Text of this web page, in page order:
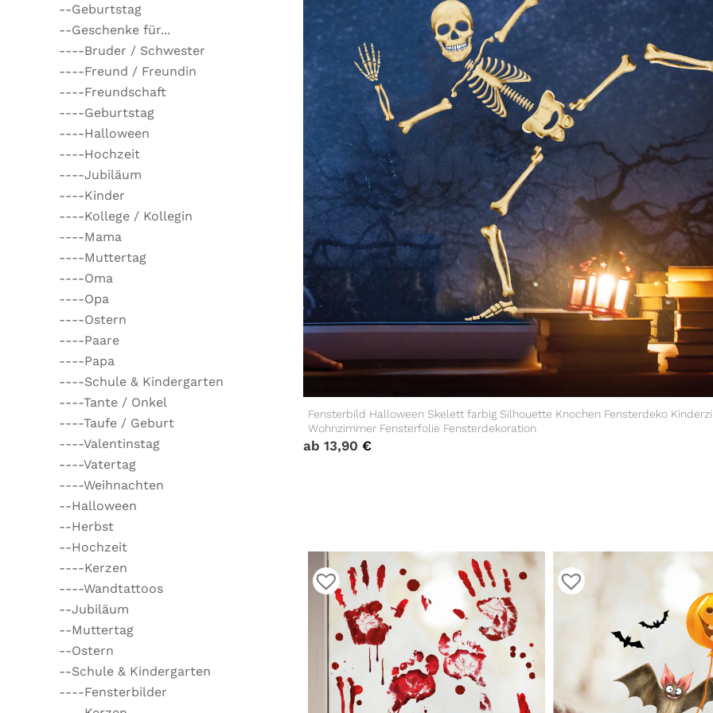
--Geburtstag
--Geschenke für...
----Bruder / Schwester
----Freund / Freundin
----Freundschaft
----Geburtstag
----Halloween
----Hochzeit
----Jubiläum
----Kinder
----Kollege / Kollegin
----Mama
----Muttertag
----Oma
----Opa
----Ostern
----Paare
----Papa
----Schule & Kindergarten
----Tante / Onkel
----Taufe / Geburt
----Valentinstag
----Vatertag
----Weihnachten
--Halloween
--Herbst
--Hochzeit
----Kerzen
----Wandtattoos
--Jubiläum
--Muttertag
--Ostern
--Schule & Kindergarten
----Fensterbilder
Fensterbild Halloween Skelett farbig Silhouette Knochen Fensterdeko
Wohnzimmer Fensterfolie Fensterdekoration
ab 13,90 €